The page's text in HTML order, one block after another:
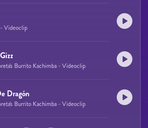
Videoclip
Burrito Kachimba - Videoclip
Dragón
Burrito Kachimba - Videoclip